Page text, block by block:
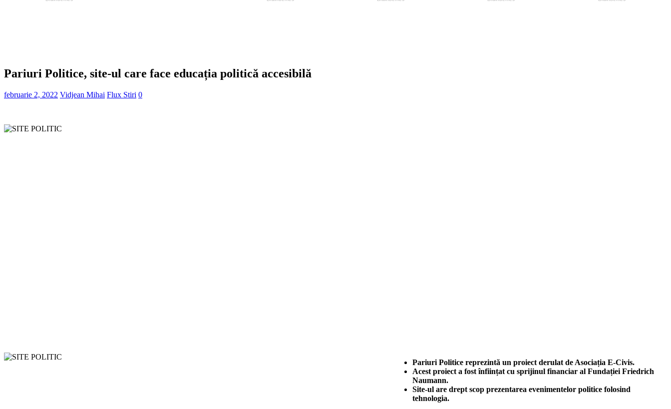
Pariuri Politice, site-ul care face educația politică accesibilă
februarie 2, 2022 Vidjean Mihai Flux Stiri 0
Pariuri Politice reprezintă un proiect derulat de Asociația E-Civis.
Acest proiect a fost înființat cu sprijinul financiar al Fundației Friedrich
Naumann.
Site-ul are drept scop prezentarea evenimentelor politice folosind
tehnologia.